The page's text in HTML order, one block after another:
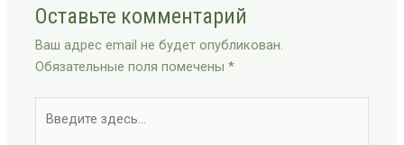
Оставьте комментарий
Ваш адрес email не будет опубликован.
Обязательные поля помечены*
здесь...